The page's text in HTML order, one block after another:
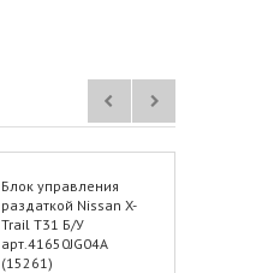
Блок управления
раздаткой Nissan X-
Trail T31 Б/У
арт.41650JG04A
(15261)